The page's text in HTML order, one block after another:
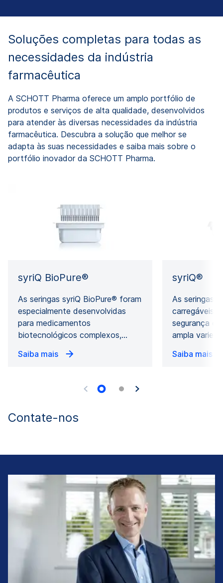
Soluções completas para todas as
necessidades da indústria
farmacêutica
A SCHOTT Pharma oferece um amplo portfólio de
produtos e serviços de alta qualidade, desenvolvidos
para atender às diversas necessidades da indústria
farmacêutica. Descubra a solução que melhor se
adapta às suas necessidades e saiba mais sobre o
portfólio inovador da SCHOTT Pharma.
syriQ BioPure®
As seringas syriQ BioPure® foram
especialmente desenvolvidas
para medicamentos
biotecnológicos complexos,…
Saiba mais
syriQ®
As seringas
carregáveis
segurança e
ampla
Saiba mais
Contate-nos